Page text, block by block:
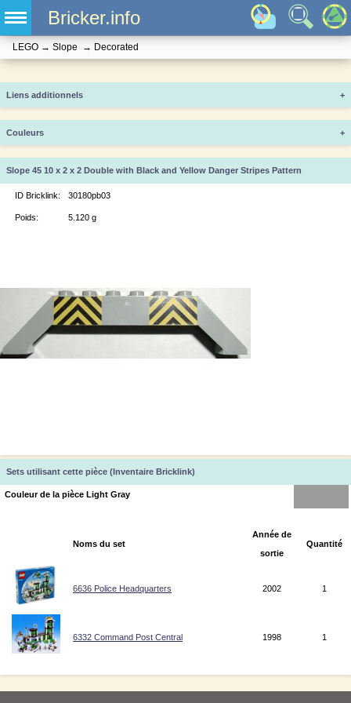
Bricker.info
LEGO → Slope → Decorated
Liens additionnels +
Couleurs +
Slope 45 10 x 2 x 2 Double with Black and Yellow Danger Stripes Pattern
ID Bricklink: 30180pb03
Poids: 5.120 g
Sets utilisant cette pièce (Inventaire Bricklink)
Couleur de la pièce Light Gray
Noms du set
Année de
sortie
Quantité
6636 Police Headquarters 2002 1
6332 Command Post Central 1998 1